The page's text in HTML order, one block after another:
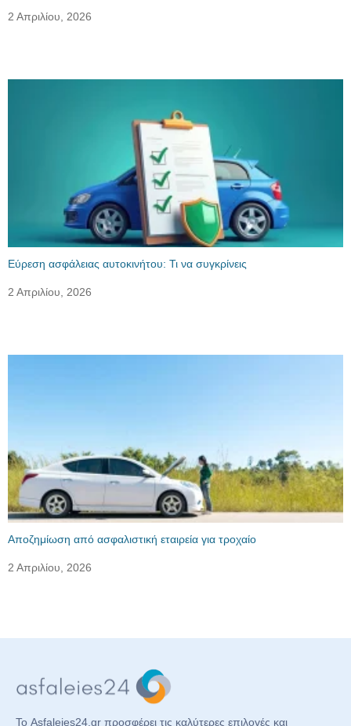
2 Απριλίου, 2026
Εύρεση ασφάλειας αυτοκινήτου: Τι να συγκρίνεις
2 Απριλίου, 2026
Αποζημίωση από ασφαλιστική εταιρεία για τροχαίο
2 Απριλίου, 2026
Το Asfaleies24.gr προσφέρει τις καλύτερες επιλογές και